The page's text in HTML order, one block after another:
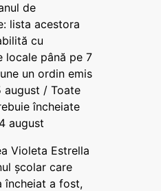
de
lista acestora
cu
locale până pe 7
un ordin emis
august / Toate
încheiate
august
Violeta Estrella
școlar care
încheiat a fost,